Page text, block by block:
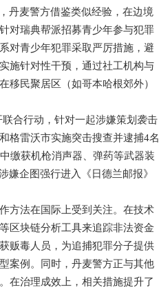
丹麦警方借鉴类似经验，在边境
对瑞典帮派招募青少年参与犯罪
对青少年犯罪采取严厉措施，避
施针对性干预，通过社工机构与
移民聚居区（如哥本哈根郊外）
机会。
合行动，针对一起涉嫌策划袭击
格雷沃市实施突击搜查并逮捕4名
缴获机枪消声器、弹药等武器装
嫌企图强行进入《日德兰邮报》
法在国际上受到关注。在技术
区块链分析工具来追踪非法资金
贩毒人员，为追捕犯罪分子提供
案例。同时，丹麦警方正与其他
在治理成效上，相关措施提升了